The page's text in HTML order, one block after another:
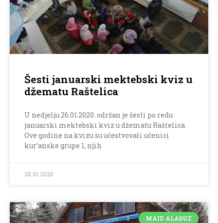
Šesti januarski mektebski kviz u
džematu Raštelica
U nedjelju 26.01.2020. održan je šesti po redu
januarski mektebski kviz u džematu Raštelica.
Ove godine na kvizu su učestvovali učenici
kur’anske grupe 1, njih
28.01.2020
MAID ALAĐUZ